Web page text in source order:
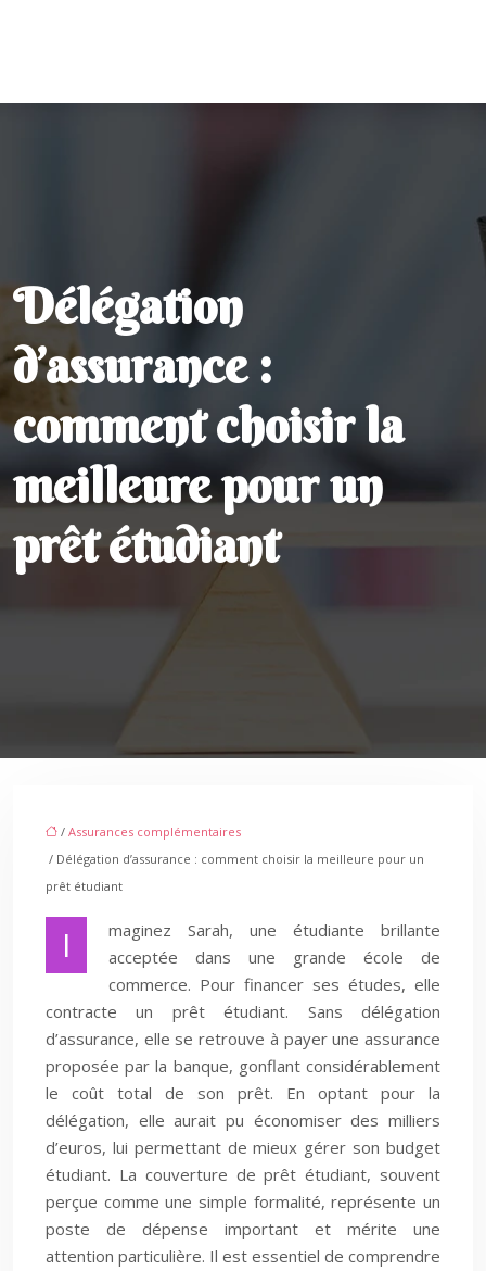
Délégation
d’assurance :
comment choisir la
meilleure pour un
prêt étudiant
/ Assurances complémentaires
/ Délégation d’assurance : comment choisir la meilleure pour un
prêt étudiant
I
maginez Sarah, une étudiante brillante
acceptée dans une grande école de
commerce. Pour financer ses études, elle
contracte un prêt étudiant. Sans délégation
d’assurance, elle se retrouve à payer une assurance
proposée par la banque, gonflant considérablement
le coût total de son prêt. En optant pour la
délégation, elle aurait pu économiser des milliers
d’euros, lui permettant de mieux gérer son budget
étudiant. La couverture de prêt étudiant, souvent
perçue comme une simple formalité, représente un
poste de dépense important et mérite une
attention particulière. Il est essentiel de comprendre